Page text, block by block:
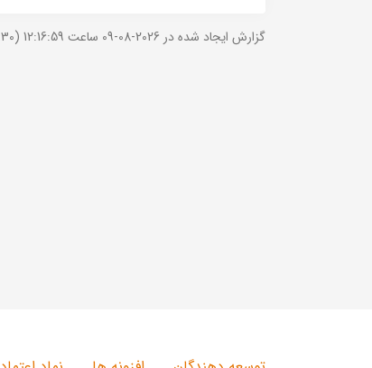
گزارش ایجاد شده در 2026-08-09 ساعت 12:16:59 (UTC +03:30).